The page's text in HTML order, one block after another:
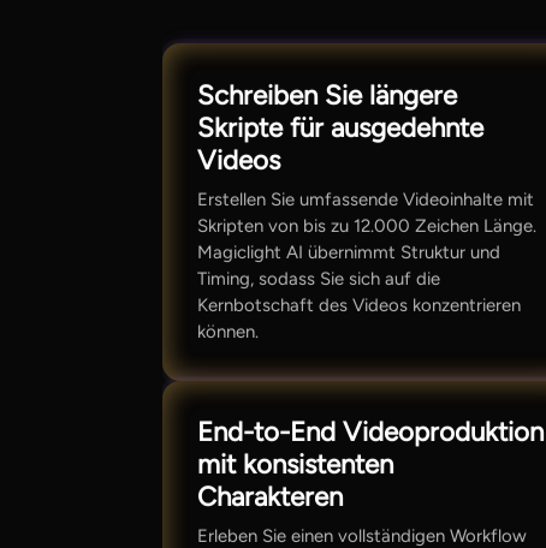
Schreiben Sie längere
Skripte für ausgedehnte
Videos
Erstellen Sie umfassende Videoinhalte mit
Skripten von bis zu 12.000 Zeichen Länge.
Magiclight AI übernimmt Struktur und
Timing, sodass Sie sich auf die
Kernbotschaft des Videos konzentrieren
können.
End-to-End Videoproduktion
mit konsistenten
Charakteren
Erleben Sie einen vollständigen Workflow